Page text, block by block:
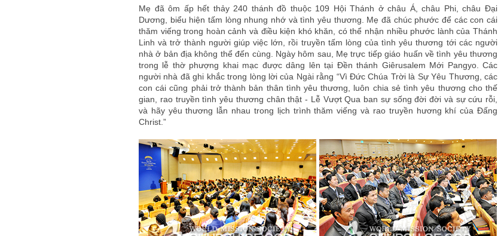
Mẹ đã ôm ấp hết thảy 240 thánh đồ thuộc 109 Hội Thánh ở châu Á, châu Phi, châu Đại
Dương, biểu hiện tấm lòng nhung nhớ và tình yêu thương. Mẹ đã chúc phước để các con cái
thăm viếng trong hoàn cảnh và điều kiện khó khăn, có thể nhận nhiều phước lành của Thánh
Linh và trở thành người giúp việc lớn, rồi truyền tấm lòng của tình yêu thương tới các người
nhà ở bản địa không thể đến cùng. Ngày hôm sau, Mẹ trực tiếp giáo huấn về tình yêu thương
trong lễ thờ phượng khai mạc được dâng lên tại Đền thánh Giêrusalem Mới Pangyo. Các
người nhà đã ghi khắc trong lòng lời của Ngài rằng “Vì Đức Chúa Trời là Sự Yêu Thương, các
con cái cũng phải trở thành bản thân tình yêu thương, luôn chia sẻ tình yêu thương cho thế
gian, rao truyền tình yêu thương chân thật - Lễ Vượt Qua ban sự sống đời đời và sự cứu rỗi,
và hãy yêu thương lẫn nhau trong lịch trình thăm viếng và rao truyền hương khí của Đấng
Christ.”